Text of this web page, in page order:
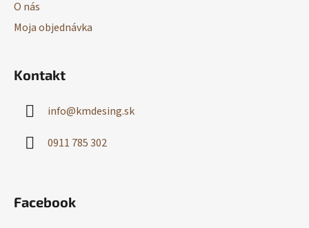
O nás
Moja objednávka
Kontakt
info@kmdesing.sk
0911 785 302
Facebook